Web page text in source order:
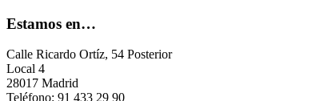
Estamos en…
Calle Ricardo Ortíz, 54 Posterior
Local 4
28017 Madrid
Teléfono: 91 433 29 90